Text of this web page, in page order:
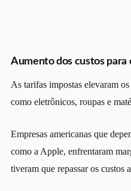
Aumento dos custos para
As tarifas impostas elevaram
como eletrônicos, roupas e
Empresas americanas que
como a Apple, enfrentaram
tiveram que repassar os custos